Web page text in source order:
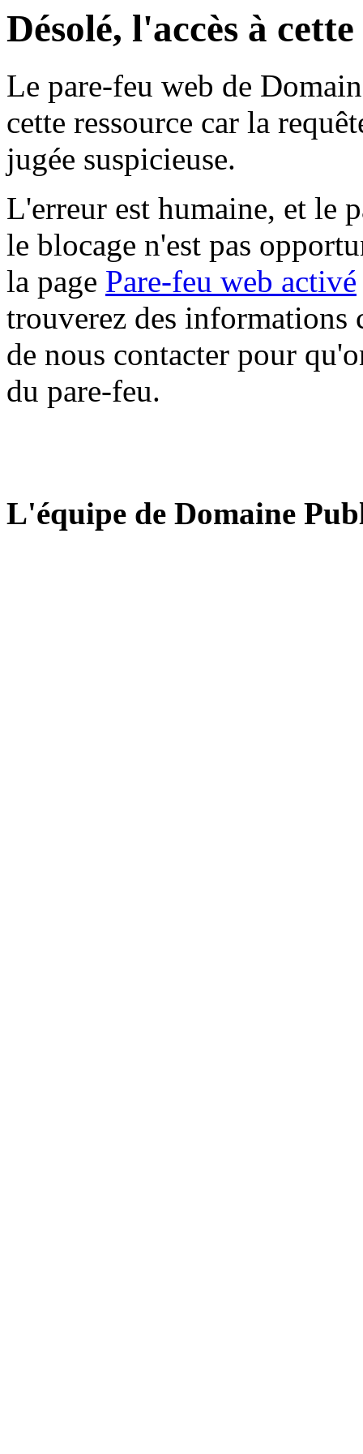
Désolé, l'accès à
Le pare-feu web de
cette ressource car la
jugée suspicieuse.
L'erreur est humaine, et le
le blocage n'est pas
la page Pare-feu web activé
trouverez des informations
de nous contacter pour
du pare-feu.
L'équipe de Domaine